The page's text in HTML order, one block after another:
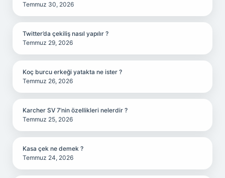
Temmuz 30, 2026
Twitter’da çekiliş nasıl yapılır ?
Temmuz 29, 2026
Koç burcu erkeği yatakta ne ister ?
Temmuz 26, 2026
Karcher SV 7’nin özellikleri nelerdir ?
Temmuz 25, 2026
Kasa çek ne demek ?
Temmuz 24, 2026